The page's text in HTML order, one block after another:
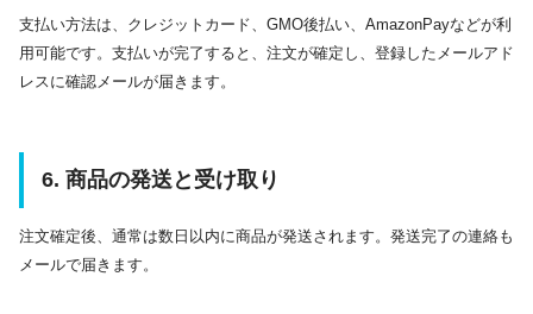
支払い方法は、クレジットカード、GMO後払い、AmazonPayなどが利
用可能です。​支払いが完了すると、注文が確定し、登録したメールアド
レスに確認メールが届きます。​
6. 商品の発送と受け取り
注文確定後、通常は数日以内に商品が発送されます。​発送完了の連絡も
メールで届きます。